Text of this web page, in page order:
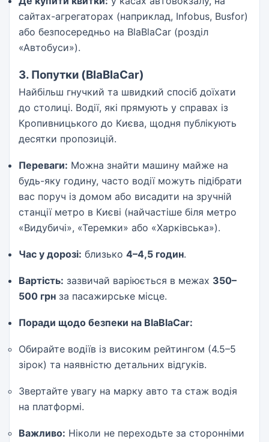
сайтах-агрегаторах (наприклад, Infobus, Busfor)
або безпосередньо на BlaBlaCar (розділ
«Автобуси»).
3. Попутки (BlaBlaCar)
Найбільш гнучкий та швидкий спосіб доїхати
до столиці. Водії, які прямують у справах із
Кропивницького до Києва, щодня публікують
десятки пропозицій.
Переваги: Можна знайти машину майже на
будь-яку годину, часто водії можуть підібрати
вас поруч із домом або висадити на зручній
станції метро в Києві (найчастіше біля метро
«Видубичі», «Теремки» або «Харківська»).
Час у дорозі: близько 4–4,5 годин.
Вартість: зазвичай варіюється в межах 350–
500 грн за пасажирське місце.
Поради щодо безпеки на BlaBlaCar:
Обирайте водіїв із високим рейтингом (4.5–5
зірок) та наявністю детальних відгуків.
Звертайте увагу на марку авто та стаж водія
на платформі.
Важливо: Ніколи не переходьте за сторонніми